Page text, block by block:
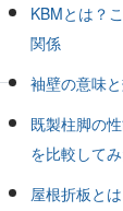
KBMとは？
関係
袖壁の意味
既製柱脚の
を比較して
屋根折板と